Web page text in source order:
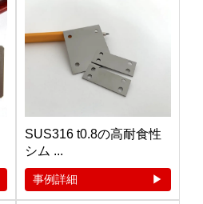
SUS316 t0.8の高耐食性
シム ...
事例詳細